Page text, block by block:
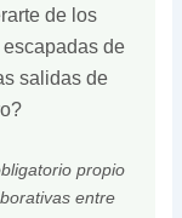
de los
de
salidas de
propio
entre